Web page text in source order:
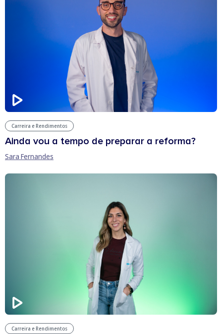
Carreira e Rendimentos
Ainda vou a tempo de preparar a reforma?
Sara Fernandes
Carreira e Rendimentos